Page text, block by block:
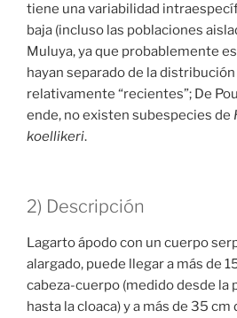
tiene una variabilidad
baja (incluso las poblaciones
Muluya, ya que probablemente
hayan separado de la
relativamente “recientes”; De
ende, no existen subespecies de
koellikeri.
2) Descripción
Lagarto ápodo con un cuerpo
alargado, puede llegar a más de
cabeza-cuerpo (medido desde la
hasta la cloaca) y a más de 35